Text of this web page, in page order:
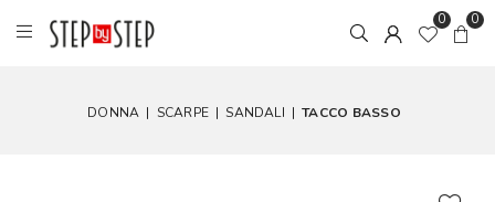
0 0
DONNA | SCARPE | SANDALI | TACCO BASSO